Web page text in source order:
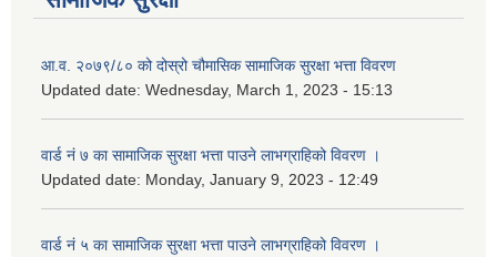
आ.व. २०७९/८० को दोस्रो चौमासिक सामाजिक सुरक्षा भत्ता विवरण
Updated date: Wednesday, March 1, 2023 - 15:13
वार्ड नं ७ का सामाजिक सुरक्षा भत्ता पाउने लाभग्राहिको विवरण ।
Updated date: Monday, January 9, 2023 - 12:49
वार्ड नं ५ का सामाजिक सुरक्षा भत्ता पाउने लाभग्राहिको विवरण ।